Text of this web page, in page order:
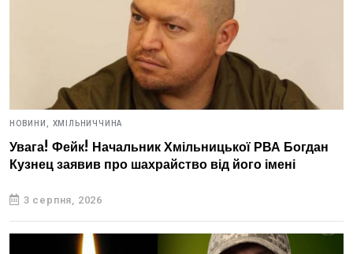
НОВИНИ, ХМІЛЬНИЧЧИНА
Увага! Фейк! Начальник Хмільницької РВА Богдан
Кузнец заявив про шахрайство від його імені
3 серпня, 2026